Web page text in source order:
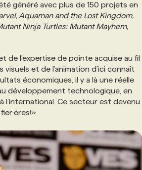
généré avec plus de 150 projets en
Aquaman and the Lost Kingdom,
Ninja Turtles: Mutant Mayhem,
l’expertise de pointe acquise au fil
et de l’animation d’ici connaît
économiques, il y a là une réelle
développement technologique, en
Ce secteur est devenu